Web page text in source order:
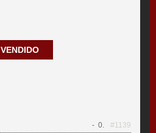
VENDIDO
- 0.
#1139